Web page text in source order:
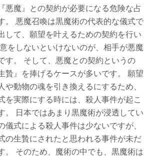
悪魔』との契約が必要になる危険な占
。 悪魔召喚は黒魔術の代表的な儀式で
して、願望を叶えるための契約を行い
をしないといけないのが、相手が悪魔
す。 そして、悪魔との契約というの
贄』を捧げるケースが多いです。 願望
や動物の魂を引き換えるにするため、
を実際にする時には、殺人事件が起こ
。 日本ではあまり黒魔術が浸透してい
儀式による殺人事件は少ないですが、
の生贄にされたと思われる事件が未だ
。 そのため、魔術の中でも、黒魔術は